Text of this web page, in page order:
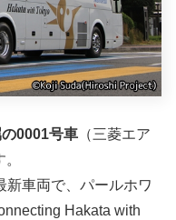
0001号車 （三菱エア
新車両で、パールホワ
Hakata with